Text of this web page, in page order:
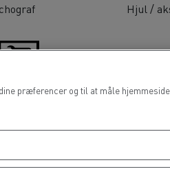
Hjul /
præferencer og til at måle